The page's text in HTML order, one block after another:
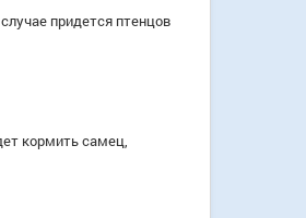
придется птенцов
кормить самец,